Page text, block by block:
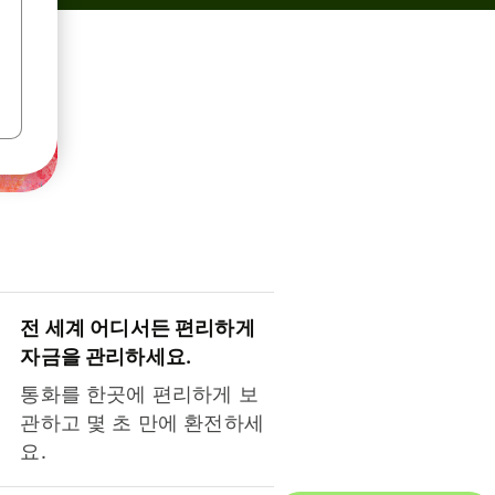
전 세계 어디서든 편리하게
자금을 관리하세요.
통화를 한곳에 편리하게 보
관하고 몇 초 만에 환전하세
요.